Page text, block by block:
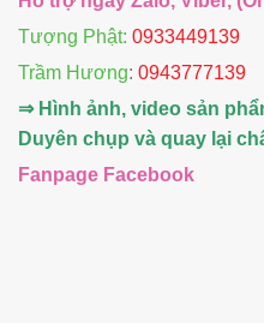
Tượng Phật: 0933449139
Trầm Hương: 0943777139
⇒ Hình ảnh, video sản
Duyên chụp và quay lại
Fanpage Facebook